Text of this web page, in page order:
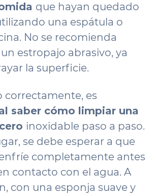
que hayan quedado
una espátula o
No se recomienda
estropajo abrasivo, ya
la superficie.
correctamente, es
saber cómo limpiar una
inoxidable paso a paso.
se debe esperar a que
completamente antes
contacto con el agua. A
con una esponja suave y